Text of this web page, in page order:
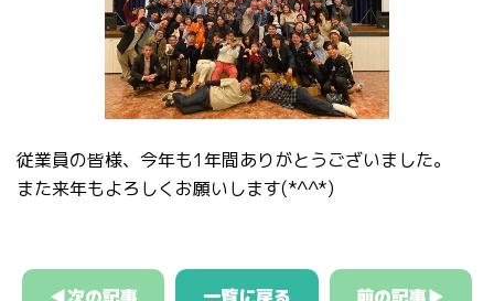
従業員の皆様、今年も1年間ありがとうございました。
また来年もよろしくお願いします(*^^*)
◀次の記事 一覧に戻る 前の記事▶